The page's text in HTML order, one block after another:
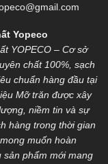
Yopeco
YOPECO – Cơ sở
chất 100%, sạch
chuẩn hàng đầu tại
Mỡ trăn được xây
niềm tin và sự
hàng trong thời gian
muốn hoàn
sản phẩm mới mang